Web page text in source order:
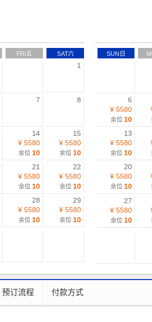
FRI五 SAT六
1
7 8
14
¥ 5580
余位 10
15
¥ 5580
余位 10
21
¥ 5580
余位 10
22
¥ 5580
余位 10
28
¥ 5580
余位 10
29
¥ 5580
余位 10
SUN日
6
¥ 5580
余位 10
13
¥ 5580
余位 10
20
¥ 5580
余位 10
27
¥ 5580
余位 10
预订流程 付款方式